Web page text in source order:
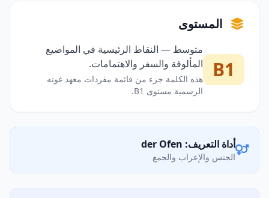
المستوى
B1
متوسط — النقاط الرئيسية في المواضيع
المألوفة والسفر والاهتمامات.
هذه الكلمة جزء من قائمة مفردات معهد غوته
الرسمية مستوى B1.
أداة التعريف: der Ofen
الجنس والإعراب والجمع